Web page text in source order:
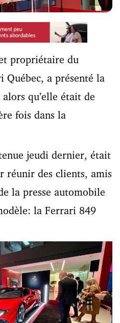
propriétaire du
Québec, a présenté la
qu’elle était de
fois dans la
jeudi dernier, était
réunir des clients, amis
la presse automobile
la Ferrari 849